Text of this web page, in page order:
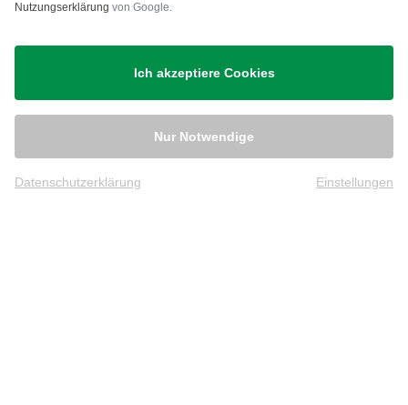
Nutzungserklärung von Google.
Ich akzeptiere Cookies
Nur Notwendige
Datenschutzerklärung Einstellungen